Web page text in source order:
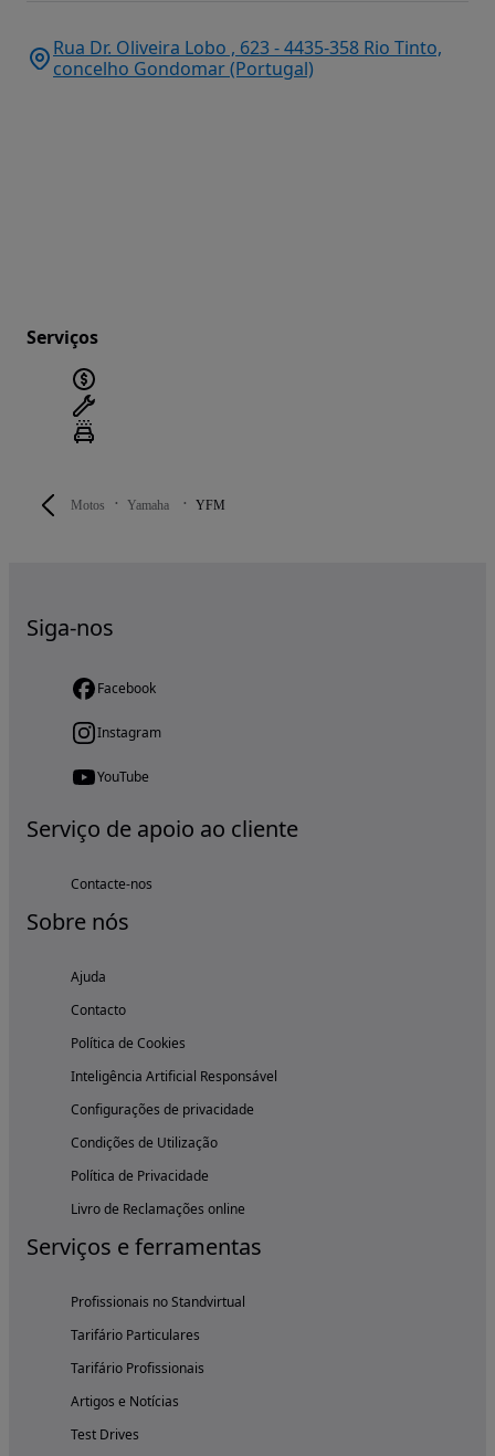
Motos Yamaha YFM
Rua Dr. Oliveira Lobo , 623 - 4435-358 Rio Tinto,
concelho Gondomar (Portugal)
Serviços
Siga-nos
Facebook
Instagram
YouTube
Serviço de apoio ao cliente
Contacte-nos
Sobre nós
Ajuda
Contacto
Política de Cookies
Inteligência Artificial Responsável
Configurações de privacidade
Condições de Utilização
Política de Privacidade
Livro de Reclamações online
Serviços e ferramentas
Profissionais no Standvirtual
Tarifário Particulares
Tarifário Profissionais
Artigos e Notícias
Test Drives